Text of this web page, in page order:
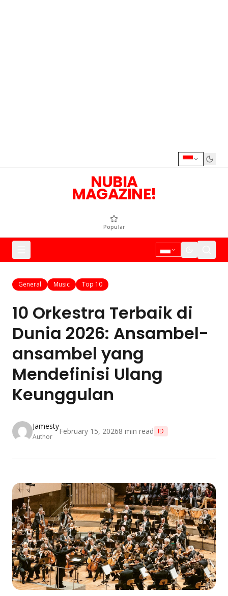
NUBIA
MAGAZINE!
Popular
General Music Top 10
10 Orkestra Terbaik di
Dunia 2026: Ansambel-
ansambel yang
Mendefinisi Ulang
Keunggulan
Jamesty
Author
February 15, 20268 min read ID